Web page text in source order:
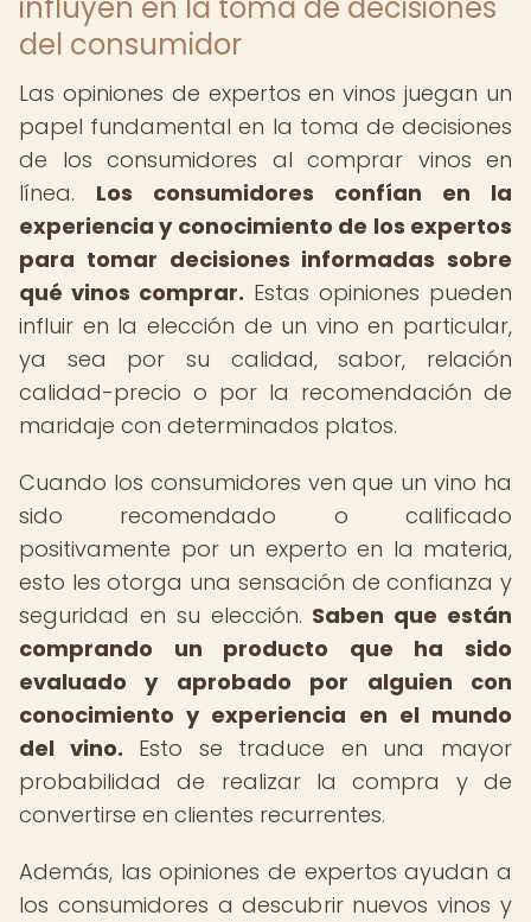
del consumidor
Las opiniones de expertos en vinos juegan un
papel fundamental en la toma de decisiones
de los consumidores al comprar vinos en
línea. Los consumidores confían en la
experiencia y conocimiento de los expertos
para tomar decisiones informadas sobre
qué vinos comprar. Estas opiniones pueden
influir en la elección de un vino en particular,
ya sea por su calidad, sabor, relación
calidad-precio o por la recomendación de
maridaje con determinados platos.
Cuando los consumidores ven que un vino ha
sido recomendado o calificado
positivamente por un experto en la materia,
esto les otorga una sensación de confianza y
seguridad en su elección. Saben que están
comprando un producto que ha sido
evaluado y aprobado por alguien con
conocimiento y experiencia en el mundo
del vino. Esto se traduce en una mayor
probabilidad de realizar la compra y de
convertirse en clientes recurrentes.
Además, las opiniones de expertos ayudan a
los consumidores a descubrir nuevos vinos y